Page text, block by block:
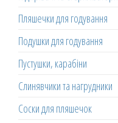
Пляшечки для годування
Подушки для годування
Пустушки, карабіни
Слинявчики та нагрудники
Соски для пляшечок